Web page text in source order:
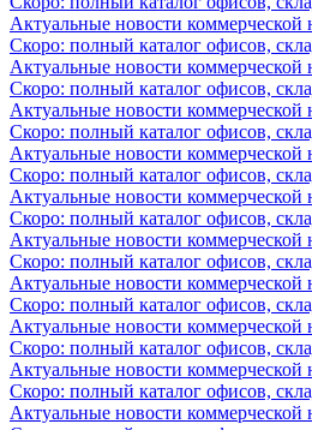
Актуальные новости коммерческой
Скоро: полный каталог офисов,
Актуальные новости коммерческой
Скоро: полный каталог офисов,
Актуальные новости коммерческой
Скоро: полный каталог офисов,
Актуальные новости коммерческой
Скоро: полный каталог офисов,
Актуальные новости коммерческой
Скоро: полный каталог офисов,
Актуальные новости коммерческой
Скоро: полный каталог офисов,
Актуальные новости коммерческой
Скоро: полный каталог офисов,
Актуальные новости коммерческой
Скоро: полный каталог офисов,
Актуальные новости коммерческой
Скоро: полный каталог офисов,
Актуальные новости коммерческой